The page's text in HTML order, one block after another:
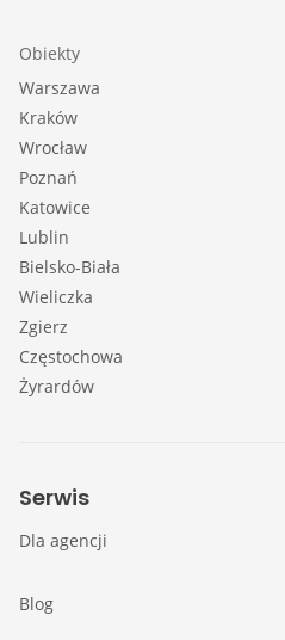
Obiekty
Warszawa
Kraków
Wrocław
Poznań
Katowice
Lublin
Bielsko-Biała
Wieliczka
Zgierz
Częstochowa
Żyrardów
Serwis
Dla agencji
Blog